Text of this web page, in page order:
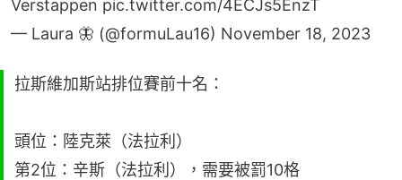
Verstappen pic.twitter.com/4ECJs5EnzT
— Laura 🦋 (@formuLau16) November 18, 2023
拉斯維加斯站排位賽前十名：
頭位：陸克萊（法拉利）
第2位：辛斯（法拉利），需要被罰10格